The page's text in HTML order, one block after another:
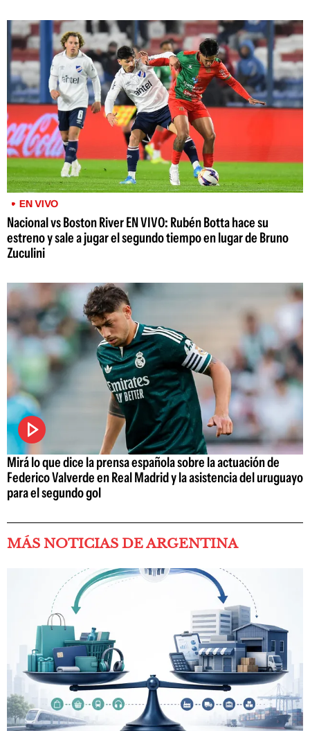
EN VIVO
Nacional vs Boston River EN VIVO: Rubén Botta hace su
estreno y sale a jugar el segundo tiempo en lugar de Bruno
Zuculini
Mirá lo que dice la prensa española sobre la actuación de
Federico Valverde en Real Madrid y la asistencia del uruguayo
para el segundo gol
MÁS NOTICIAS DE ARGENTINA